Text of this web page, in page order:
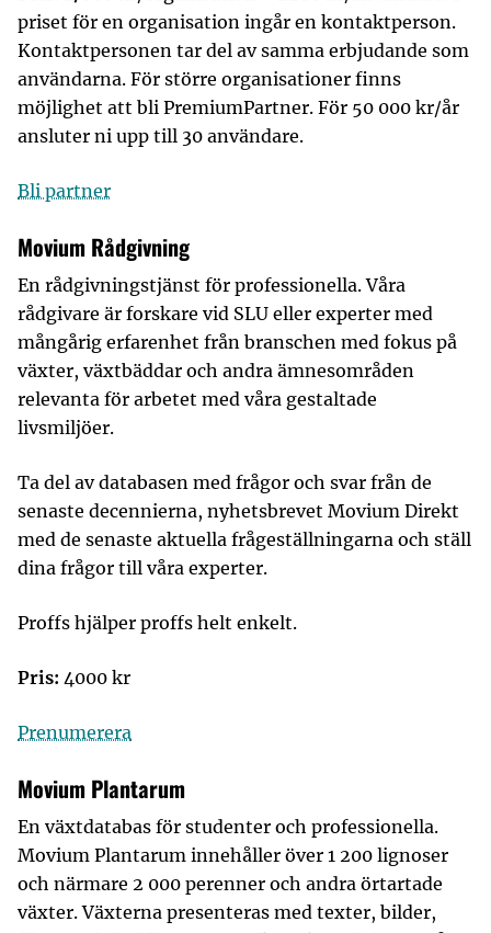
priset för en organisation ingår en kontaktperson.
Kontaktpersonen tar del av samma erbjudande som
användarna. För större organisationer finns
möjlighet att bli PremiumPartner. För 50 000 kr/år
ansluter ni upp till 30 användare.
Bli partner
Movium Rådgivning
En rådgivningstjänst för professionella. Våra
rådgivare är forskare vid SLU eller experter med
mångårig erfarenhet från branschen med fokus på
växter, växtbäddar och andra ämnesområden
relevanta för arbetet med våra gestaltade
livsmiljöer.
Ta del av databasen med frågor och svar från de
senaste decennierna, nyhetsbrevet Movium Direkt
med de senaste aktuella frågeställningarna och ställ
dina frågor till våra experter.
Proffs hjälper proffs helt enkelt.
Pris: 4000 kr
Prenumerera
Movium Plantarum
En växtdatabas för studenter och professionella.
Movium Plantarum innehåller över 1 200 lignoser
och närmare 2 000 perenner och andra örtartade
växter. Växterna presenteras med texter, bilder,